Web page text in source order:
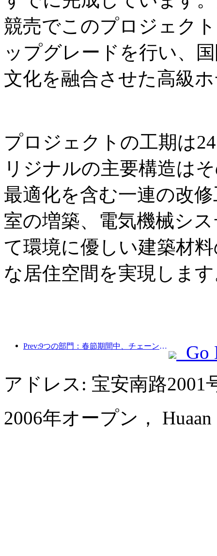
競売でこのプロジェク
ップグレードを行い、
文化を融合させた高級
プロジェクトの工期は
リジナルの主要構造は
最適化を含む一連の改
室の増築、電気機械シ
て環境に優しい建築材
な居住空間を実現しま
Prev:9つの部門：春節期間中、チェーンホテルやブティックホームステイでは優遇措置が提供されます。
Go
アドレス: 宝安南路2001
2006年オープン， Huaan